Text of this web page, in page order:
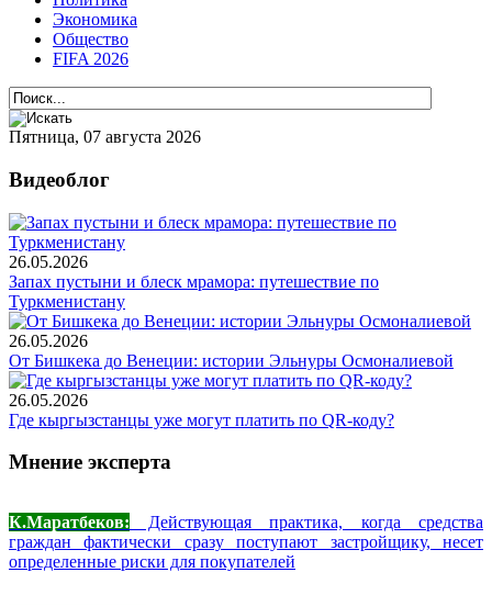
Экономика
Общество
FIFA 2026
Пятница, 07 августа 2026
Видеоблог
26.05.2026
Запах пустыни и блеск мрамора: путешествие по
Туркменистану
26.05.2026
От Бишкека до Венеции: истории Эльнуры Осмоналиевой
26.05.2026
Где кыргызстанцы уже могут платить по QR-коду?
Мнение эксперта
К.Маратбеков: Действующая практика, когда средства
граждан фактически сразу поступают застройщику, несет
определенные риски для покупателей